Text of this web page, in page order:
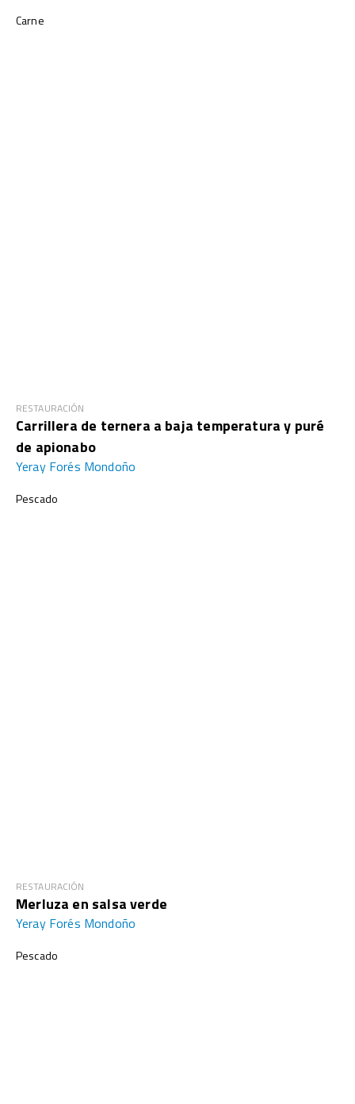
Carne
RESTAURACIÓN
Carrillera de ternera a baja temperatura y puré
de apionabo
Yeray Forés Mondoño
Pescado
RESTAURACIÓN
Merluza en salsa verde
Yeray Forés Mondoño
Pescado